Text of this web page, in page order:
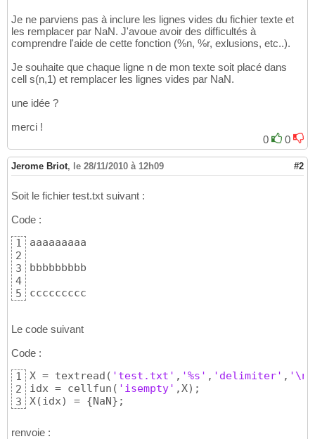
Je ne parviens pas à inclure les lignes vides du fichier texte et
les remplacer par NaN. J'avoue avoir des difficultés à
comprendre l'aide de cette fonction (%n, %r, exlusions, etc..).
Je souhaite que chaque ligne n de mon texte soit placé dans
cell s(n,1) et remplacer les lignes vides par NaN.
une idée ?
merci !
0
0
Jerome Briot, le 28/11/2010 à 12h09 #2
Soit le fichier test.txt suivant :
Code :
1
2
3
4
5
aaaaaaaaa
bbbbbbbbb
ccccccccc
Le code suivant
Code :
1
2
3
X = textread ( 'test.txt' , '%s' , 'delimiter' , '\n'
idx = cellfun ( 'isempty' ,X) ;
X(idx) = {NaN} ;
renvoie :